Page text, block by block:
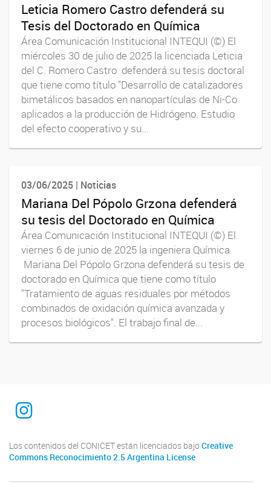
Leticia Romero Castro defenderá su
Tesis del Doctorado en Química
Área Comunicación Institucional INTEQUI (©) El
miércoles 30 de julio de 2025 la licenciada Leticia
del C. Romero Castro defenderá su tesis doctoral
que tiene como título "Desarrollo de catalizadores
bimetálicos basados en nanopartículas de Ni-Co
aplicados a la producción de Hidrógeno. Estudio
del efecto cooperativo y su...
03/06/2025 | Noticias
Mariana Del Pópolo Grzona defenderá
su tesis del Doctorado en Química
Área Comunicación Institucional INTEQUI (©) El
viernes 6 de junio de 2025 la ingeniera Química
Mariana Del Pópolo Grzona defenderá su tesis de
doctorado en Química que tiene como título
"Tratamiento de aguas residuales por métodos
combinados de oxidación química avanzada y
procesos biológicos". El trabajo final de...
INTEQUI
Los contenidos del CONICET están licenciados bajo Creative
Commons Reconocimiento 2.5 Argentina License